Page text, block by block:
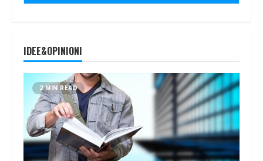
IDEE&OPINIONI
2 MIN READ